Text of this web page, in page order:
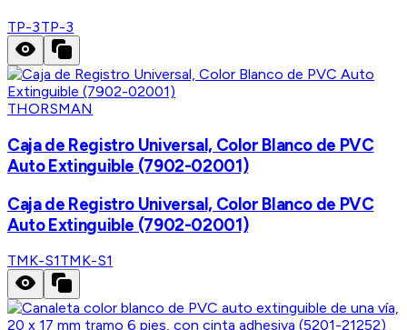
TP-3TP-3
THORSMAN
Caja de Registro Universal, Color Blanco de PVC
Auto Extinguible (7902-02001)
Caja de Registro Universal, Color Blanco de PVC
Auto Extinguible (7902-02001)
TMK-S1TMK-S1